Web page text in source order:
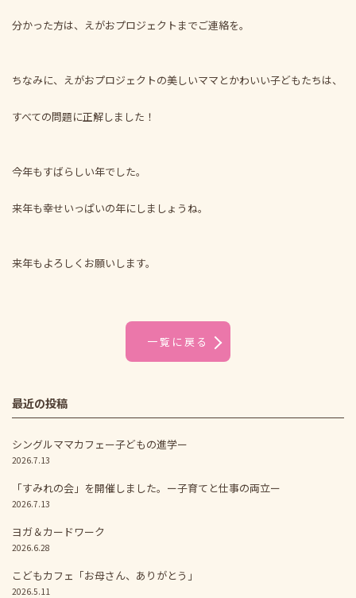
分かった方は、えがおプロジェクトまでご連絡を。
ちなみに、えがおプロジェクトの美しいママとかわいい子どもたちは、
すべての問題に正解しました！
今年もすばらしい年でした。
来年も幸せいっぱいの年にしましょうね。
来年もよろしくお願いします。
一覧に戻る
最近の投稿
シングルママカフェー子どもの進学ー
2026.7.13
「すみれの会」を開催しました。ー子育てと仕事の両立ー
2026.7.13
ヨガ＆カードワーク
2026.6.28
こどもカフェ「お母さん、ありがとう」
2026.5.11